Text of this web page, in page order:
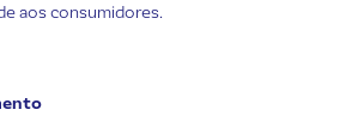
aos consumidores.